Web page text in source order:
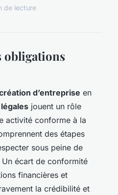
de lecture
obligations
d’entreprise en
jouent un rôle
activité conforme à la
des étapes
sous peine de
écart de conformité
financières et
la crédibilité et